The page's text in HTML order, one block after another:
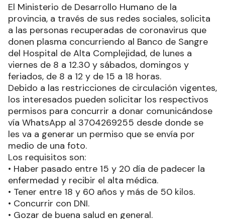
El Ministerio de Desarrollo Humano de la
provincia, a través de sus redes sociales, solicita
a las personas recuperadas de coronavirus que
donen plasma concurriendo al Banco de Sangre
del Hospital de Alta Complejidad, de lunes a
viernes de 8 a 12.30 y sábados, domingos y
feriados, de 8 a 12 y de 15 a 18 horas.
Debido a las restricciones de circulación vigentes,
los interesados pueden solicitar los respectivos
permisos para concurrir a donar comunicándose
vía WhatsApp al 3704269255 desde donde se
les va a generar un permiso que se envía por
medio de una foto.
Los requisitos son:
• Haber pasado entre 15 y 20 día de padecer la
enfermedad y recibir el alta médica.
• Tener entre 18 y 60 años y más de 50 kilos.
• Concurrir con DNI.
• Gozar de buena salud en general.